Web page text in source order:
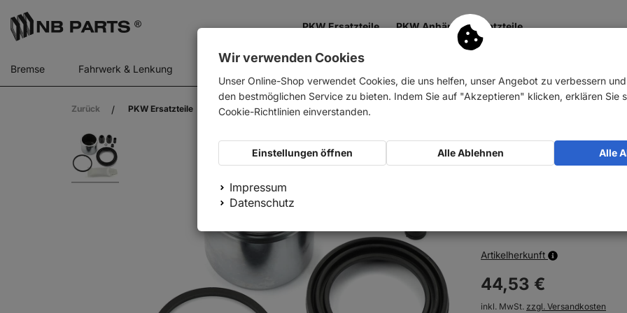
PKW Ersatzteile PKW Anhänger Ersatzteile
Bremse Fahrwerk & Lenkung
Zurück PKW Ersatzteile Bremse Reparatursätze
AUTOFREN
vorne
Artikelherkunft
44,53 €
inkl. MwSt. zzgl. Versandkosten
Wir verwenden Cookies
Unser Online-Shop verwendet Cookies, die uns helfen, unser Angebot zu verbessern
den bestmöglichen Service zu bieten. Indem Sie auf "Akzeptieren" klicken, erklären Sie
Cookie-Richtlinien einverstanden.
Einstellungen öffnen Alle Ablehnen Alle
Impressum
Datenschutz